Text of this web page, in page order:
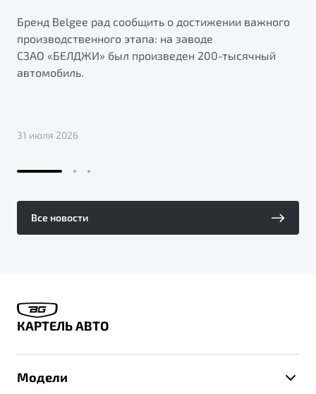
Бренд Belgee рад сообщить о достижении важного
производственного этапа: на заводе
СЗАО «БЕЛДЖИ» был произведен 200-тысячный
автомобиль.
31 июля 2026
Все новости
КАРТЕЛЬ АВТО
Модели